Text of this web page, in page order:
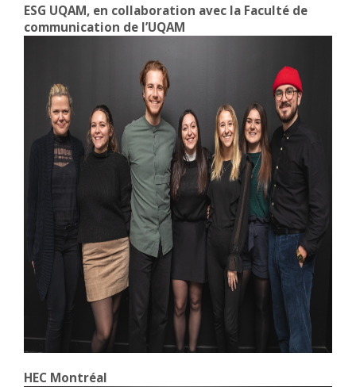
ESG UQAM, en collaboration avec la Faculté de
communication de l’UQAM
HEC Montréal